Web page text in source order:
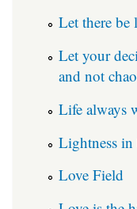
Let there be
Let your
and not
Life always
Lightness
Love Field